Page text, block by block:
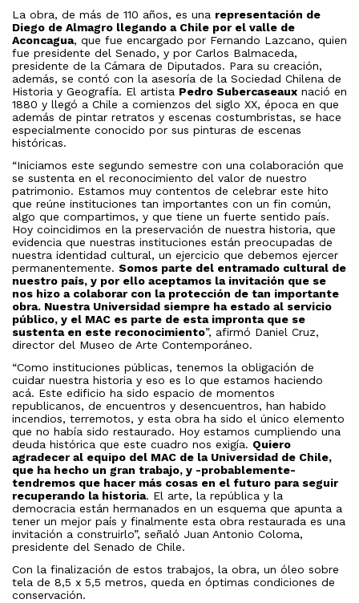
La obra, de más de 110 años, es una representación de
Diego de Almagro llegando a Chile por el valle de
Aconcagua, que fue encargado por Fernando Lazcano, quien
fue presidente del Senado, y por Carlos Balmaceda,
presidente de la Cámara de Diputados. Para su creación,
además, se contó con la asesoría de la Sociedad Chilena de
Historia y Geografía. El artista Pedro Subercaseaux nació en
1880 y llegó a Chile a comienzos del siglo XX, época en que
además de pintar retratos y escenas costumbristas, se hace
especialmente conocido por sus pinturas de escenas
históricas.
“Iniciamos este segundo semestre con una colaboración que
se sustenta en el reconocimiento del valor de nuestro
patrimonio. Estamos muy contentos de celebrar este hito
que reúne instituciones tan importantes con un fin común,
algo que compartimos, y que tiene un fuerte sentido país.
Hoy coincidimos en la preservación de nuestra historia, que
evidencia que nuestras instituciones están preocupadas de
nuestra identidad cultural, un ejercicio que debemos ejercer
permanentemente. Somos parte del entramado cultural de
nuestro país, y por ello aceptamos la invitación que se
nos hizo a colaborar con la protección de tan importante
obra. Nuestra Universidad siempre ha estado al servicio
público, y el MAC es parte de esta impronta que se
sustenta en este reconocimiento”, afirmó Daniel Cruz,
director del Museo de Arte Contemporáneo.
“Como instituciones públicas, tenemos la obligación de
cuidar nuestra historia y eso es lo que estamos haciendo
acá. Este edificio ha sido espacio de momentos
republicanos, de encuentros y desencuentros, han habido
incendios, terremotos, y esta obra ha sido el único elemento
que no había sido restaurado. Hoy estamos cumpliendo una
deuda histórica que este cuadro nos exigía. Quiero
agradecer al equipo del MAC de la Universidad de Chile,
que ha hecho un gran trabajo, y -probablemente-
tendremos que hacer más cosas en el futuro para seguir
recuperando la historia. El arte, la república y la
democracia están hermanados en un esquema que apunta a
tener un mejor país y finalmente esta obra restaurada es una
invitación a construirlo”, señaló Juan Antonio Coloma,
presidente del Senado de Chile.
Con la finalización de estos trabajos, la obra, un óleo sobre
tela de 8,5 x 5,5 metros, queda en óptimas condiciones de
conservación.